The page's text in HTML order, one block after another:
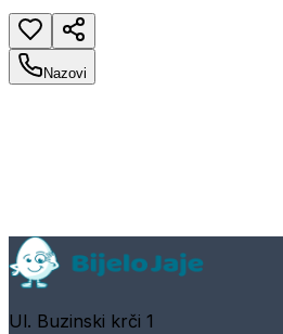
Nazovi
Ul. Buzinski krči 1